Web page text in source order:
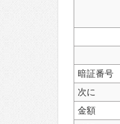
暗証番号
次に
金額